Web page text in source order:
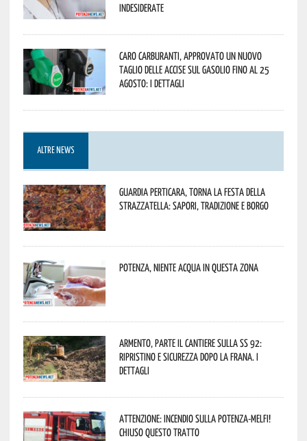
indesiderate
Caro carburanti, approvato un nuovo
taglio delle accise sul gasolio fino al 25
agosto: i dettagli
ALTRE NEWS
Guardia Perticara, torna la Festa della
Strazzatella: sapori, tradizione e borgo
Potenza, niente acqua in questa zona
Armento, parte il cantiere sulla SS 92:
ripristino e sicurezza dopo la frana. I
dettagli
Attenzione: incendio sulla Potenza-Melfi!
Chiuso questo tratto